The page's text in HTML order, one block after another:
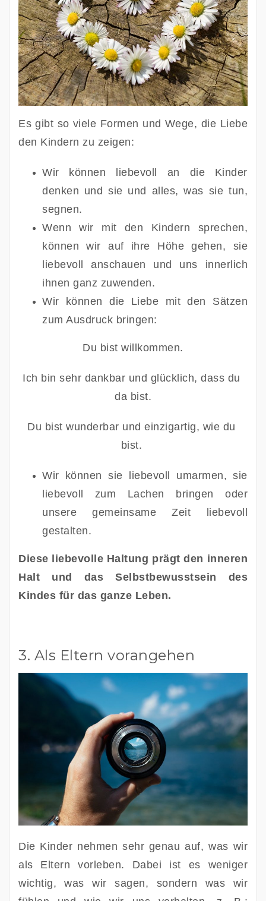
Es gibt so viele Formen und Wege, die Liebe
den Kindern zu zeigen:
Wir können liebevoll an die Kinder
denken und sie und alles, was sie tun,
segnen.
Wenn wir mit den Kindern sprechen,
können wir auf ihre Höhe gehen, sie
liebevoll anschauen und uns innerlich
ihnen ganz zuwenden.
Wir können die Liebe mit den Sätzen
zum Ausdruck bringen:
Du bist willkommen.
Ich bin sehr dankbar und glücklich, dass du
da bist.
Du bist wunderbar und einzigartig, wie du
bist.
Wir können sie liebevoll umarmen, sie
liebevoll zum Lachen bringen oder
unsere gemeinsame Zeit liebevoll
gestalten.
Diese liebevolle Haltung prägt den inneren
Halt und das Selbstbewusstsein des
Kindes für das ganze Leben.
3. Als Eltern vorangehen
Die Kinder nehmen sehr genau auf, was wir
als Eltern vorleben. Dabei ist es weniger
wichtig, was wir sagen, sondern was wir